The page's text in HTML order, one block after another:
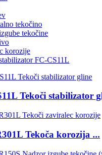
tekočino
tekočine
korozije
FC-CS11L
Tekoči stabilizator
Tekoča korozija ...